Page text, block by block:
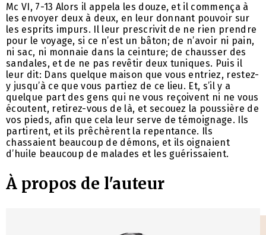
Mc VI, 7-13 Alors il appela les douze, et il commença à
les envoyer deux à deux, en leur donnant pouvoir sur
les esprits impurs. Il leur prescrivit de ne rien prendre
pour le voyage, si ce n’est un bâton; de n’avoir ni pain,
ni sac, ni monnaie dans la ceinture; de chausser des
sandales, et de ne pas revêtir deux tuniques. Puis il
leur dit: Dans quelque maison que vous entriez, restez-
y jusqu’à ce que vous partiez de ce lieu. Et, s’il y a
quelque part des gens qui ne vous reçoivent ni ne vous
écoutent, retirez-vous de là, et secouez la poussière de
vos pieds, afin que cela leur serve de témoignage. Ils
partirent, et ils prêchèrent la repentance. Ils
chassaient beaucoup de démons, et ils oignaient
d’huile beaucoup de malades et les guérissaient.
À propos de l'auteur